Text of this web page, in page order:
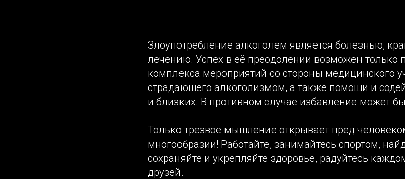
Злоупотребление алкоголем является болезнью,
лечению. Успех в её преодолении возможен только
комплекса мероприятий со стороны медицинского
страдающего алкоголизмом, а также помощи и
и близких. В противном случае избавление может
Только трезвое мышление открывает пред
многообразии! Работайте, занимайтесь спортом,
сохраняйте и укрепляйте здоровье, радуйтесь
друзей.